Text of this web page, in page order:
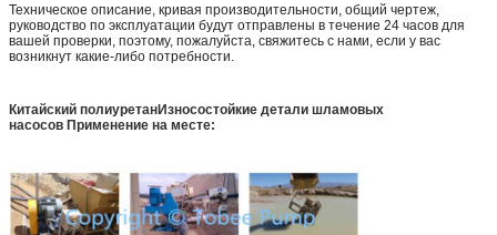
Техническое описание, кривая производительности, общий чертеж,
руководство по эксплуатации будут отправлены в течение 24 часов для
вашей проверки, поэтому, пожалуйста, свяжитесь с нами, если у вас
возникнут какие-либо потребности.
Китайский полиуретанИзносостойкие детали шламовых
насосов Применение на месте: